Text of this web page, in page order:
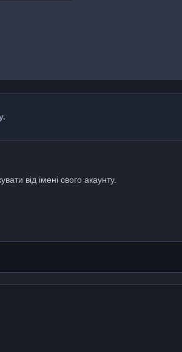
від імені свого акаунту.